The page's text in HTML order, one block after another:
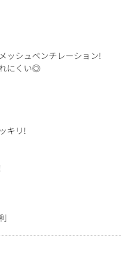
ッシュベンチレーション!
にくい◎
キリ!